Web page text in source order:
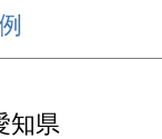
知県